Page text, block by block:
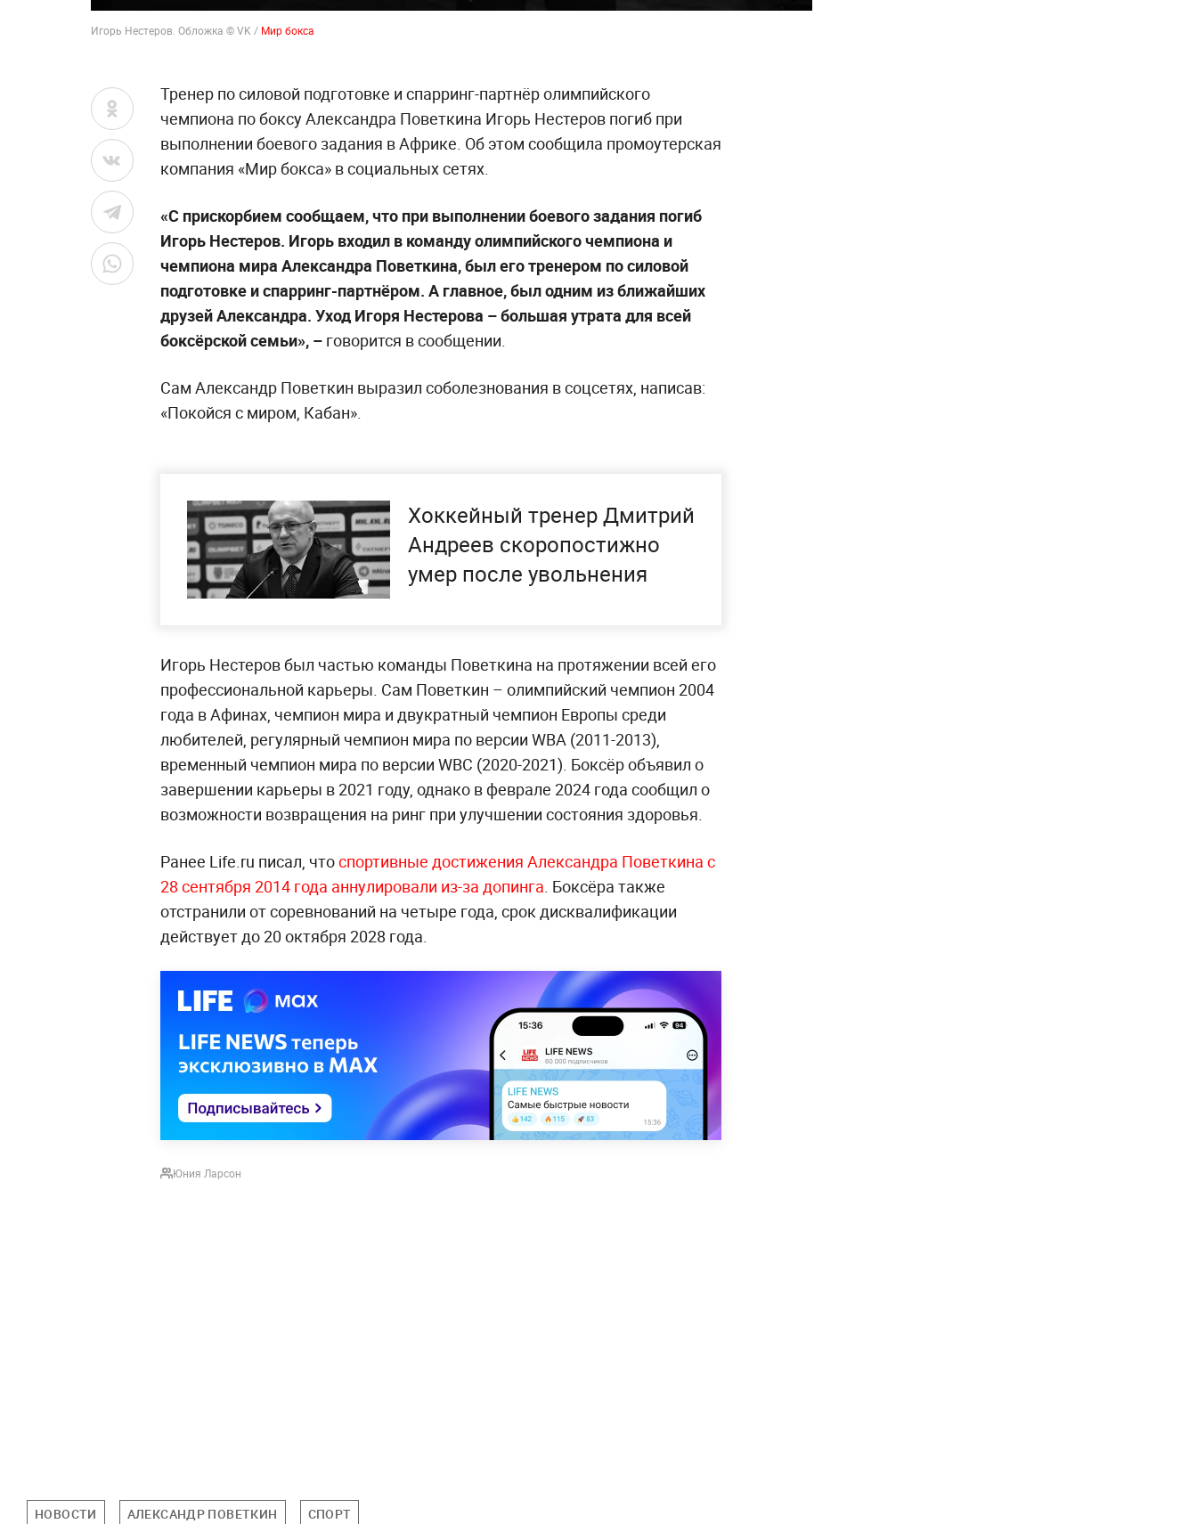
Игорь Нестеров. Обложка © VK / Мир бокса
Тренер по силовой подготовке и спарринг-партнёр олимпийского
чемпиона по боксу Александра Поветкина Игорь Нестеров погиб при
выполнении боевого задания в Африке. Об этом сообщила промоутерская
компания «Мир бокса» в социальных сетях.
«С прискорбием сообщаем, что при выполнении боевого задания погиб
Игорь Нестеров. Игорь входил в команду олимпийского чемпиона и
чемпиона мира Александра Поветкина, был его тренером по силовой
подготовке и спарринг-партнёром. А главное, был одним из ближайших
друзей Александра. Уход Игоря Нестерова – большая утрата для всей
боксёрской семьи», – говорится в сообщении.
Сам Александр Поветкин выразил соболезнования в соцсетях, написав:
«Покойся с миром, Кабан».
Хоккейный тренер Дмитрий
Андреев скоропостижно
умер после увольнения
Игорь Нестеров был частью команды Поветкина на протяжении всей его
профессиональной карьеры. Сам Поветкин – олимпийский чемпион 2004
года в Афинах, чемпион мира и двукратный чемпион Европы среди
любителей, регулярный чемпион мира по версии WBA (2011-2013),
временный чемпион мира по версии WBC (2020-2021). Боксёр объявил о
завершении карьеры в 2021 году, однако в феврале 2024 года сообщил о
возможности возвращения на ринг при улучшении состояния здоровья.
Ранее Life.ru писал, чтоспортивные достижения Александра Поветкина с
28 сентября 2014 года аннулировали из-за допинга. Боксёра также
отстранили от соревнований на четыре года, срок дисквалификации
действует до 20 октября 2028 года.
Юния Ларсон
НОВОСТИ АЛЕКСАНДР ПОВЕТКИН СПОРТ